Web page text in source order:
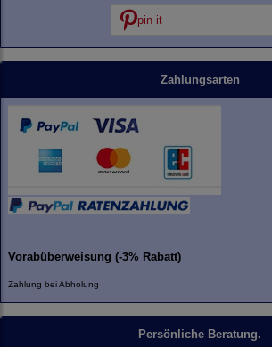
pin it
Zahlungsarten
Vorabüberweisung (-3% Rabatt)
Zahlung bei Abholung
Persönliche Beratung.